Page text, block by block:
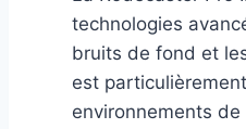
technologies
bruits de fond et
est
environnements